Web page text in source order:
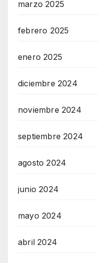
marzo 2025
febrero 2025
enero 2025
diciembre 2024
noviembre 2024
septiembre 2024
agosto 2024
junio 2024
mayo 2024
abril 2024